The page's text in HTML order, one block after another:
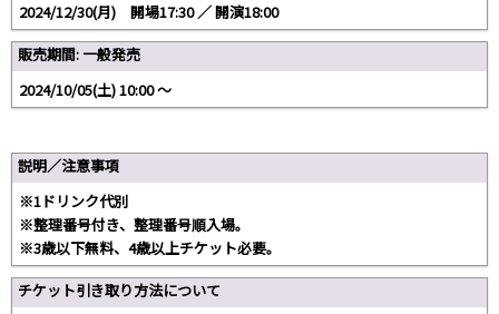
2024/12/30(月) 開場17:30 ／ 開演18:00
販売期間: 一般発売
2024/10/05(土) 10:00 〜
説明／注意事項
※1ドリンク代別
※整理番号付き、整理番号順入場。
※3歳以下無料、4歳以上チケット必要。
チケット引き取り方法について